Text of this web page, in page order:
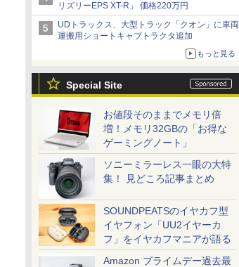
リズリーEPS XT-R」 価格220万円
UDトラックス、大型トラック「クオン」に車両
運搬用ショートキャブトラクタ追加
もっと見る
Special Site
お値段そのままでメモリ倍
増！メモリ32GBの「お得な
ゲーミングノート」
ソニーミラーレス一眼の大特
集！ 見どころ記事まとめ
SOUNDPEATSのイヤカフ型
イヤフォン「UU2イヤーカ
フ」をイヤカフマニアが語る
Amazon プライムデー過去最